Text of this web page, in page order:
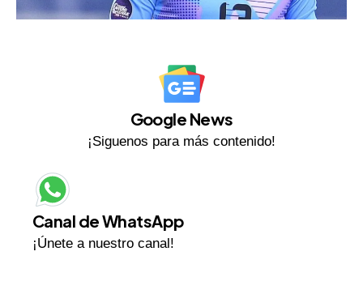
Google News
¡Siguenos para más contenido!
Canal de WhatsApp
¡Únete a nuestro canal!